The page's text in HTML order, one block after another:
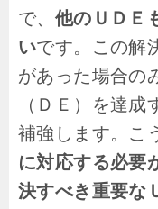
で、 他のＵＤＥ
いです。この解
があった場合の
（ＤＥ）を達
補強します。こ
に対応する必要
決すべき重要な